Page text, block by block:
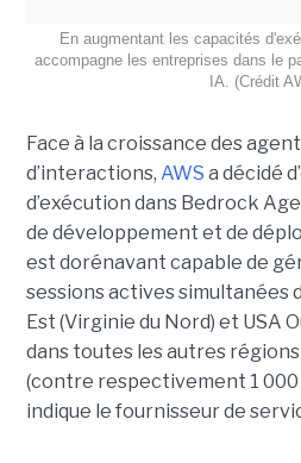
En augmentant les capacités
accompagne les entreprises dans le
IA. (Crédit
Face à la croissance des
d’interactions, AWS a décidé
d’exécution dans Bedrock
de développement et de
est dorénavant capable de
sessions actives simultanées
Est (Virginie du Nord) et USA
dans toutes les autres
(contre respectivement 1 000
indique le fournisseur de